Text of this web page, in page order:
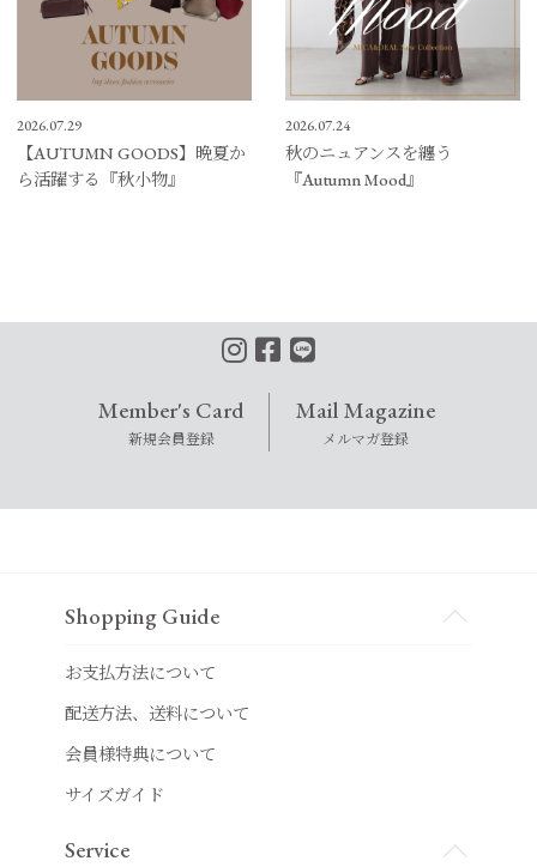
2026.07.29
【AUTUMN GOODS】晩夏か
ら活躍する『秋小物』
2026.07.24
秋のニュアンスを纏う
『Autumn Mood』
Member's Card
新規会員登録
Mail Magazine
メルマガ登録
Shopping Guide
お支払方法について
配送方法、送料について
会員様特典について
サイズガイド
Service